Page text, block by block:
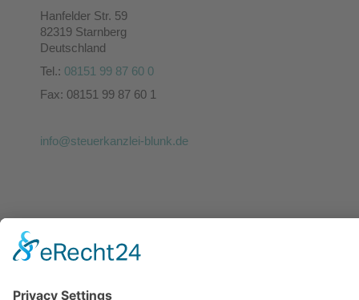
Hanfelder Str. 59
82319 Starnberg
Deutschland
Tel.: 08151 99 87 60 0
Fax: 08151 99 87 60 1
info@steuerkanzlei-blunk.de